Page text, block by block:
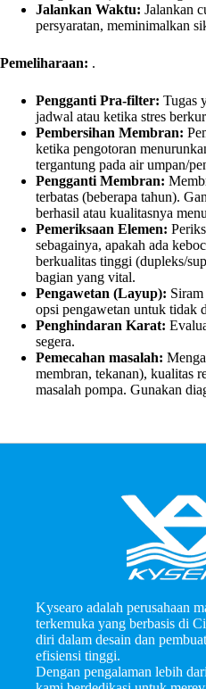
Jalankan Waktu: Jalankan
persyaratan, meminimalkan
Pemeliharaan: .
Pengganti Pra-filter: Tugas
jadwal atau ketika stres
Pembersihan Membran:
ketika pengotoran
tergantung pada air umpan/
Pengganti Membran:
terbatas (beberapa tahun).
berhasil atau kualitasnya
Pemeriksaan Elemen:
sebagainya, apakah ada
berkualitas tinggi (dupleks/
bagian yang vital.
Pengawetan (Layup):
opsi pengawetan untuk tidak
Penghindaran Karat:
segera.
Pemecahan masalah:
membran, tekanan), kualitas
masalah pompa. Gunakan
Kysearo adalah perusahaan
terkemuka yang berbasis di
diri dalam desain dan
efisiensi tinggi.
Dengan pengalaman lebih